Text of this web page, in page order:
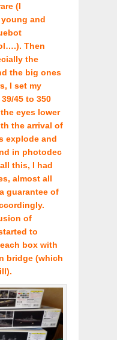
(I
and
Then
the
the big ones
I set my
45 to 350
eyes lower
the arrival of
explode and
in photodec
this, I had
almost all
guarantee of
of
to
box with
bridge (which